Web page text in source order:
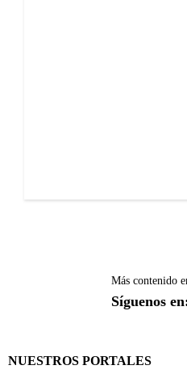
Más contenido
Síguenos
NUESTROS PORTALES